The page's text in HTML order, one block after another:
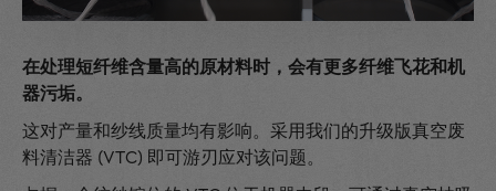
在处理短纤维含量高的原材料时，会有更多纤维飞花和机
器污垢。
这对产量和纱线质量均有影响。采用我们的升级版真空废
料清洁器 (VTC) 即可游刃应对该问题。